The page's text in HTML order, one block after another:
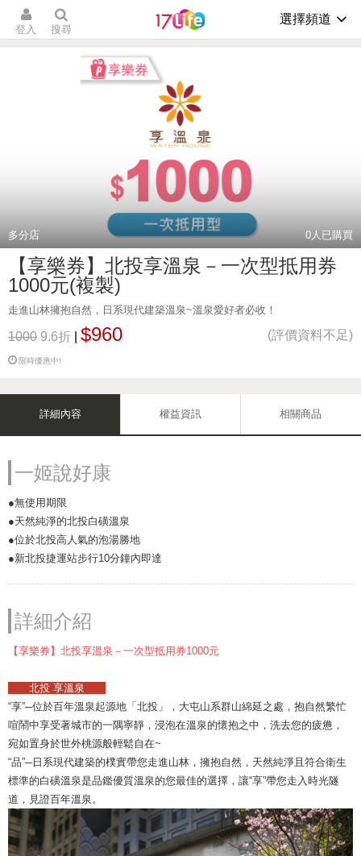
登入 搜尋
選擇頻道
多分店 0人已購買
【享樂券】北投享溫泉－一次型抵用券
1000元(複製)
走進山林擁抱自然，日系現代建築溫泉~溫泉愛好者必收！
1000 9.6折 $960 (評價資料不足)
限時優惠中!
詳細內容 權益資訊 相關商品
一姬說好康
●無使用期限
●天然純淨的北投白磺溫泉
●位於北投高人氣的泡湯勝地
●新北投捷運站步行10分鐘內即達
詳細介紹
【享樂券】北投享溫泉－一次型抵用券1000元
北投 享溫泉
“享”─位於百年溫泉起源地「北投」，大屯山系群山綿延之處，抱自然繁忙
喧鬧中享受著城市的一隅寧靜，浸泡在溫泉的懷抱之中，洗去您的疲憊，
宛如置身於世外桃源般輕鬆自在~
“品”─日系現代建築的樸實帶您走進山林，擁抱自然，天然純淨且符合衛生
標準的白磺溫泉是品鑑優質溫泉的您最佳的選擇，讓“享”帶您走入時光隧
道，見證百年溫泉。